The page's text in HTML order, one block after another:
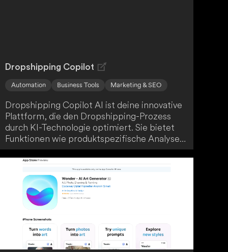
Dropshipping Copilot
Automation Business Tools Marketing & SEO
Dropshipping Copilot AI ist deine innovative
Plattform, die den Dropshipping-Prozess
durch KI-Technologie optimiert. Sie bietet
Funktionen wie produktspezifische Analysen,
automatisierte Arbeitsabläufe und Echtzeit-
Synchronisation, um die Effizienz in deinem
E-Commerce-Geschäft zu steigern. Diese
Lösung richtet sich besonders an Shopify-
Shop-Besitzer und unterstützt dich dabei,
deine Geschäftsabläufe zu vereinfachen und
deinen Gewinn zu maximieren.